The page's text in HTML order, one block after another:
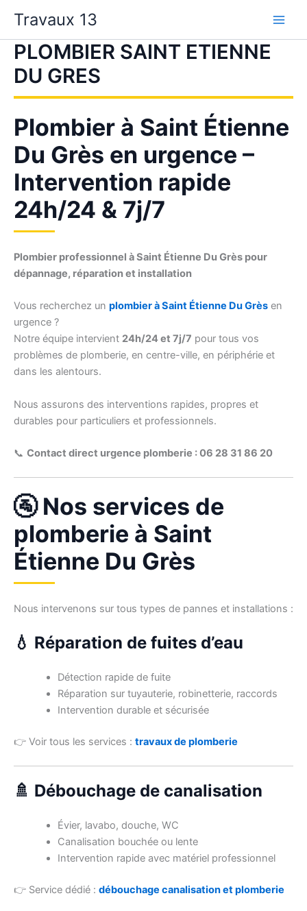
contenu
Travaux 13
PLOMBIER SAINT ETIENNE
DU GRES
Plombier à Saint Étienne
Du Grès en urgence –
Intervention rapide
24h/24 & 7j/7
Plombier professionnel à Saint Étienne Du Grès pour
dépannage, réparation et installation
Vous recherchez un plombier à Saint Étienne Du Grès en
urgence ?
Notre équipe intervient 24h/24 et 7j/7 pour tous vos
problèmes de plomberie, en centre-ville, en périphérie et
dans les alentours.
Nous assurons des interventions rapides, propres et
durables pour particuliers et professionnels.
📞 Contact direct urgence plomberie : 06 28 31 86 20
🚰 Nos services de
plomberie à Saint
Étienne Du Grès
Nous intervenons sur tous types de pannes et installations :
💧 Réparation de fuites d’eau
Détection rapide de fuite
Réparation sur tuyauterie, robinetterie, raccords
Intervention durable et sécurisée
👉 Voir tous les services : travaux de plomberie
🚿 Débouchage de canalisation
Évier, lavabo, douche, WC
Canalisation bouchée ou lente
Intervention rapide avec matériel professionnel
👉 Service dédié : débouchage canalisation et plomberie